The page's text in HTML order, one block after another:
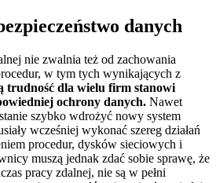
danych
nie zwalnia też od zachowania
w tym tych wynikających z
trudność dla wielu firm stanowi
ochrony danych. Nawet
szybko wdrożyć nowy system
wcześniej wykonać szereg działań
procedur, dysków sieciowych i
muszą jednak zdać sobie sprawę, że
pracy zdalnej, nie są w pełni